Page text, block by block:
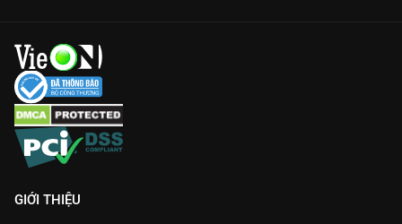
GIỚI THIỆU